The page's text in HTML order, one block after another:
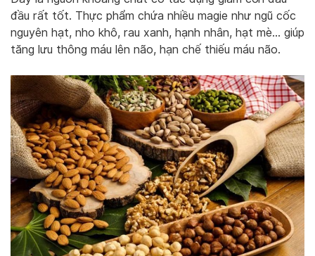
đầu rất tốt. Thực phẩm chứa nhiều magie như ngũ cốc
nguyên hạt, nho khô, rau xanh, hạnh nhân, hạt mè… giúp
tăng lưu thông máu lên não, hạn chế thiếu máu não.